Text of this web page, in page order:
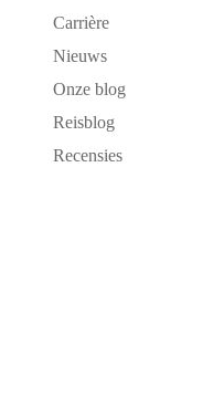
Carrière
Nieuws
Onze blog
Reisblog
Recensies